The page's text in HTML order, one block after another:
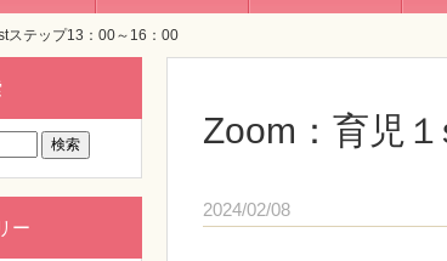
ステップ13：00～16：00
Zoom：育児
2024/02/08
ー